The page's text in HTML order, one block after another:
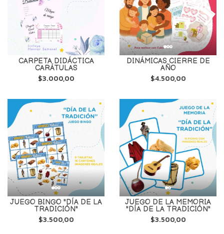
CARPETA DIDÁCTICA
CARÁTULAS
$3.000,00
DINÁMICAS CIERRE DE
AÑO
$4.500,00
JUEGO BINGO "DÍA DE LA
TRADICIÓN"
$3.500,00
JUEGO DE LA MEMORIA
"DÍA DE LA TRADICIÓN"
$3.500,00